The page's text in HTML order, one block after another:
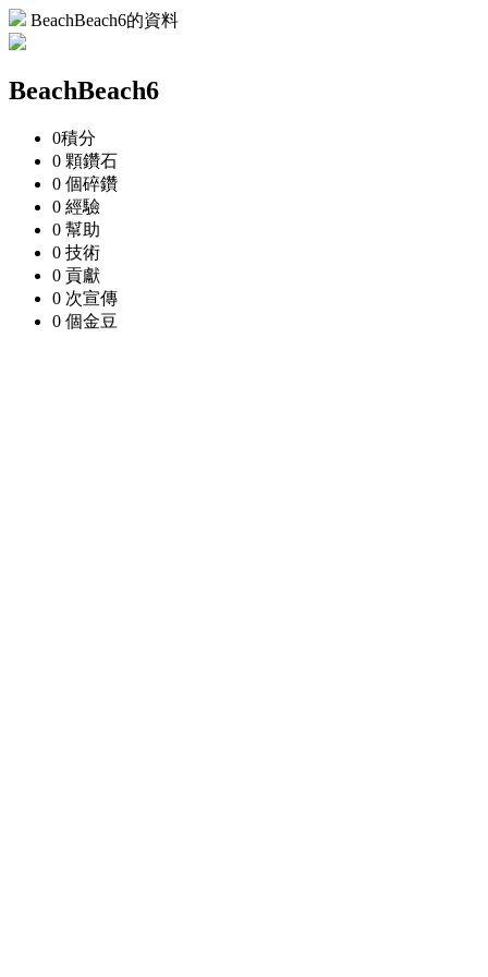
BeachBeach6的資料
BeachBeach6
0積分
0 顆鑽石
0 個碎鑽
0 經驗
0 幫助
0 技術
0 貢獻
0 次宣傳
0 個金豆